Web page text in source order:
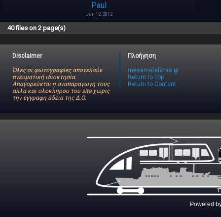
Paul
Jun 12, 2012
40 files on 2 page(s)
Disclaimer
Όλες οι φωτογραφίες αποτελούν
πνευματική ιδιοκτησία.
Απαγορεύεται η αναπαραγωγη τους
αλλα και ολοκληρου του site χωρις
την έγγραφη άδεια της Δ.Ο.
Πλοήγηση
mesametaforas.gr
Return to Top
Return to Content
Powered